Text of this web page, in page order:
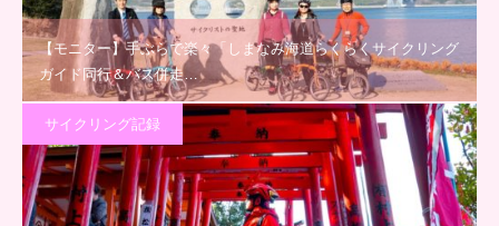
【モニター】手ぶらで楽々「しまなみ海道らくらくサイクリング
ガイド同行＆バス併走…
サイクリング記録